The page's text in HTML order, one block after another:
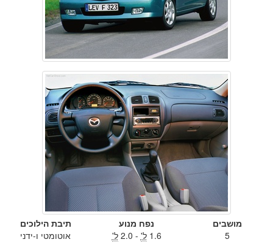
מושבים
5
נפח מנוע
1.6 ל' - 2.0 ל'
תיבת הילוכים
אוטומטי ו-ידני